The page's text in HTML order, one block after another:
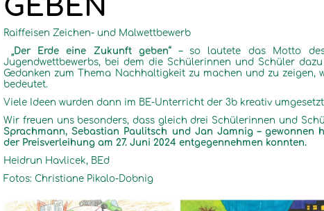
GEBEN
Raiffeisen Zeichen- und Malwettbewerb
„Der Erde eine Zukunft geben“– so lautete das Motto des
Jugendwettbewerbs, bei dem die Schülerinnen und Schüler
Gedanken zum Thema Nachhaltigkeit zu machen und zu zeigen,
bedeutet.
Viele Ideen wurden dann im BE-Unterricht der 3b kreativ
Wir freuen uns besonders, dass gleich drei Schülerinnen und
Sprachmann, Sebastian Paulitsch und Jan Jamnig– gewonnen
der Preisverleihung am 27. Juni 2024 entgegennehmen konnten.
Heidrun Havlicek, BEd
Fotos: Christiane Pikalo-Dobnig